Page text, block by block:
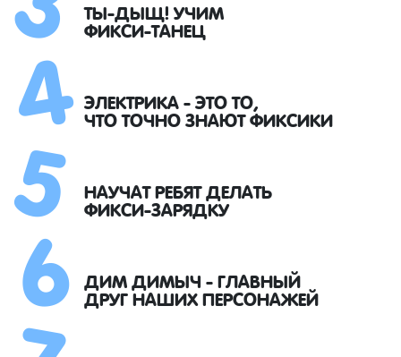
ТЫ-ДЫЩ! УЧИМ
ФИКСИ-ТАНЕЦ
ЭЛЕКТРИКА - ЭТО ТО,
ЧТО ТОЧНО ЗНАЮТ ФИКСИКИ
НАУЧАТ РЕБЯТ ДЕЛАТЬ
ФИКСИ-ЗАРЯДКУ
ДИМ ДИМЫЧ - ГЛАВНЫЙ
ДРУГ НАШИХ ПЕРСОНАЖЕЙ